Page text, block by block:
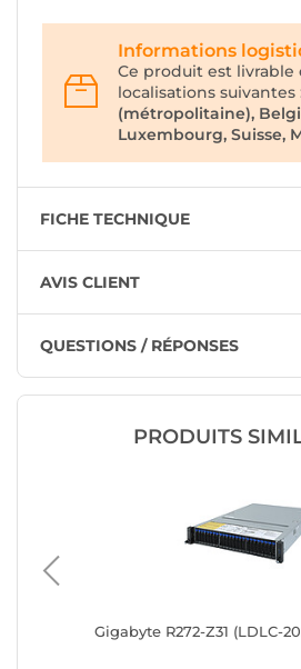
Informations
Ce produit est livrable
localisations suivantes
(métropolitaine),
Luxembourg, Suisse,
FICHE TECHNIQUE
AVIS CLIENT
QUESTIONS / RÉPONSES
PRODUITS
Gigabyte R272-Z31 (LDLC-